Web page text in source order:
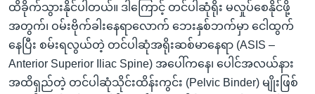
ထိခိုက်သွားနိုင်ပါတယ်။ ဒါကြောင့် တင်ပါဆုံရိုး မလှုပ်စေနိုင်ဖို့
အတွက်၊ ဝမ်းဗိုက်ခါးနေရာလောက် ဘေးနှစ်ဘက်မှာ ငေါထွက်
နေပြီး စမ်းရလွယ်တဲ့ တင်ပါဆုံအရိုးဆစ်မာနေရာ (ASIS –
Anterior Superior Iliac Spine) အပေါ်ကနေ၊ ပေါင်အလယ်နား
အထိရှည်တဲ့ တင်ပါဆုံသိုင်းထိန်းကွင်း (Pelvic Binder) မျိုးဖြစ်